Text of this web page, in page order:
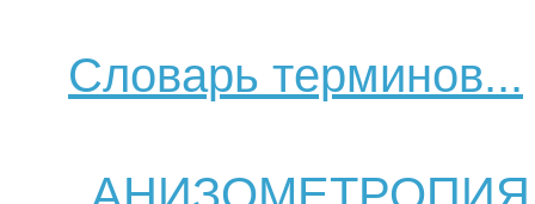
Словарь терминов...